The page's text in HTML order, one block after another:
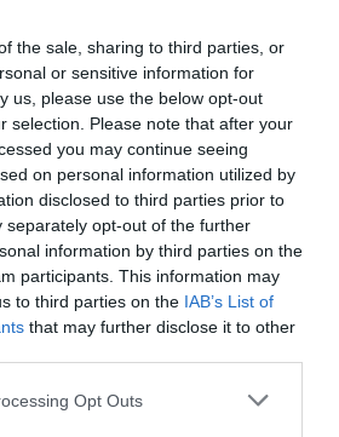
the sale, sharing to third parties, or
or sensitive information for
us, please use the below opt-out
selection. Please note that after your
you may continue seeing
on personal information utilized by
disclosed to third parties prior to
separately opt-out of the further
information by third parties on the
participants. This information may
to third parties on the IAB’s List of
that may further disclose it to other
app uses one or more Google
Opt Outs
életében fontos ünnepként
ami gyakran szolgált
Regényeiben és novelláiban a
hangulata gyakran szolgáltat
bűnügyekhez és
és azAdventi krimikcímű
Christie ünnepi tematikájú, de
történeteit olvashatjuk